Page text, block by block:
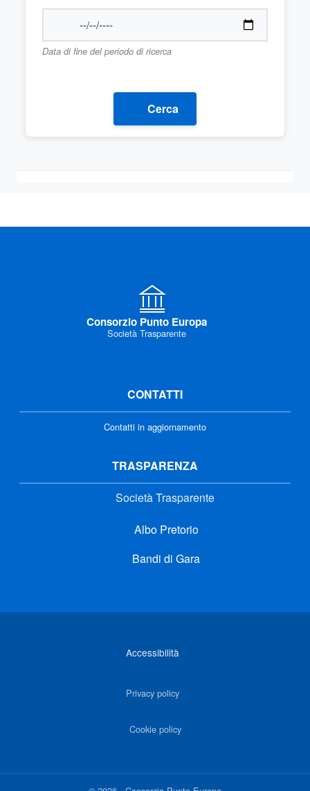
Data di fine del periodo di ricerca
Cerca
Consorzio Punto Europa
Società Trasparente
CONTATTI
Contatti in aggiornamento
TRASPARENZA
Società Trasparente
Albo Pretorio
Bandi di Gara
Accessibilità
Privacy policy
Cookie policy